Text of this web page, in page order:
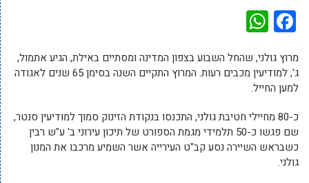
Facebook
מרוץ גולני, שהחל השבוע בצפון המדינה ומסתיים באילת, הגיע אתמול,
ג', למודיעין מכבים רעות. המרוץ התקיים השנה בסימן 65 שנים לאגודה
למען החייל.
כ-80 מחיילי חטיבת גולני, התכנסו בנקודת הזינוק סמוך למודיעין סנטר,
שם פגשו כ-50 תלמידי מגמת הספורט של תיכון עירוני ב' ע"ש רבין
כשבראש השיירה נסע קב"ט העירייה אשר השמיע מרכבו את המנון
גולני.